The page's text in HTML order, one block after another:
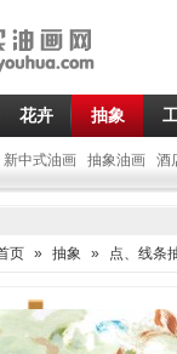
花卉 抽象
新中式油画 抽象油画 酒
页 » 抽象 » 点、线条